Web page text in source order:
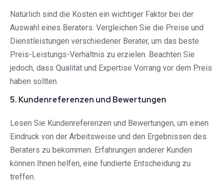
Natürlich sind die Kosten ein wichtiger Faktor bei der
Auswahl eines Beraters. Vergleichen Sie die Preise und
Dienstleistungen verschiedener Berater, um das beste
Preis-Leistungs-Verhältnis zu erzielen. Beachten Sie
jedoch, dass Qualität und Expertise Vorrang vor dem Preis
haben sollten.
5. Kundenreferenzen und Bewertungen
Lesen Sie Kundenreferenzen und Bewertungen, um einen
Eindruck von der Arbeitsweise und den Ergebnissen des
Beraters zu bekommen. Erfahrungen anderer Kunden
können Ihnen helfen, eine fundierte Entscheidung zu
treffen.